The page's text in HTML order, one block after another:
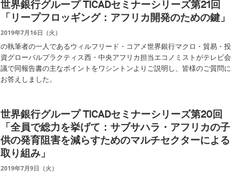
世界銀行グループ TICADセミナーシリーズ第21回
「リープフロッギング：アフリカ開発のための鍵」
2019年7月16日（火）
の執筆者の一人であるウィルフリード・コアメ世界銀行マクロ・貿易・投
資グローバルプラクティス西・中央アフリカ担当エコノミストがテレビ会
議で同報告書の主なポイントをワシントンよりご説明し、皆様のご質問に
お答えしました。
世界銀行グループ TICADセミナーシリーズ第20回
「全員で総力を挙げて：サブサハラ・アフリカの子
供の発育阻害を減らすためのマルチセクターによる
取り組み」
2019年7月9日（火）